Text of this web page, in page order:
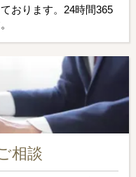
おります。24時間365
相談